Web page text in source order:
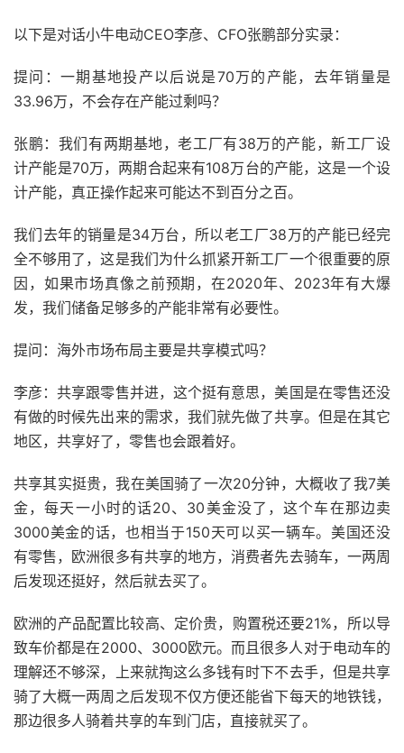
以下是对话小牛电动CEO李彦、CFO张鹏部分实录：
提问：一期基地投产以后说是70万的产能，去年销量是
33.96万，不会存在产能过剩吗？
张鹏：我们有两期基地，老工厂有38万的产能，新工厂设
计产能是70万，两期合起来有108万台的产能，这是一个设
计产能，真正操作起来可能达不到百分之百。
我们去年的销量是34万台，所以老工厂38万的产能已经完
全不够用了，这是我们为什么抓紧开新工厂一个很重要的原
因，如果市场真像之前预期，在2020年、2023年有大爆
发，我们储备足够多的产能非常有必要性。
提问：海外市场布局主要是共享模式吗？
李彦：共享跟零售并进，这个挺有意思，美国是在零售还没
有做的时候先出来的需求，我们就先做了共享。但是在其它
地区，共享好了，零售也会跟着好。
共享其实挺贵，我在美国骑了一次20分钟，大概收了我7美
金，每天一小时的话20、30美金没了，这个车在那边卖
3000美金的话，也相当于150天可以买一辆车。美国还没
有零售，欧洲很多有共享的地方，消费者先去骑车，一两周
后发现还挺好，然后就去买了。
欧洲的产品配置比较高、定价贵，购置税还要21%，所以导
致车价都是在2000、3000欧元。而且很多人对于电动车的
理解还不够深，上来就掏这么多钱有时下不去手，但是共享
骑了大概一两周之后发现不仅方便还能省下每天的地铁钱，
那边很多人骑着共享的车到门店，直接就买了。